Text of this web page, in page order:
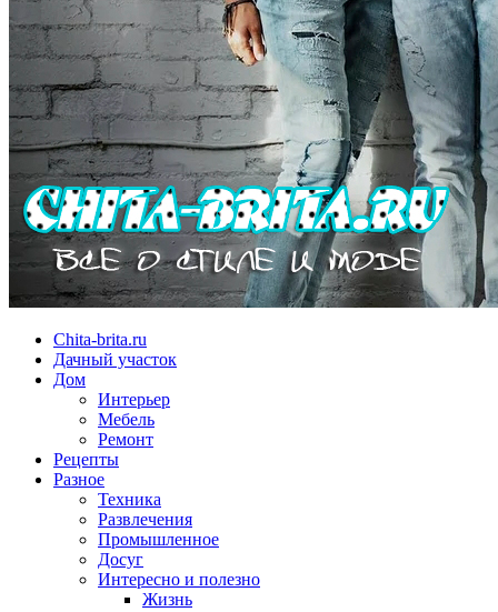
Chita-brita.ru
Дачный участок
Дом
Интерьер
Мебель
Ремонт
Рецепты
Разное
Техника
Развлечения
Промышленное
Досуг
Интересно и полезно
Жизнь